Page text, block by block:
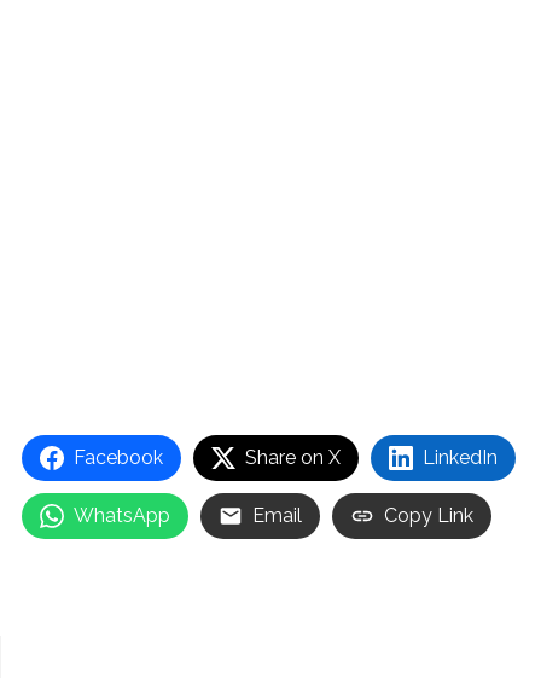
Facebook Share on X LinkedIn
WhatsApp Email Copy Link